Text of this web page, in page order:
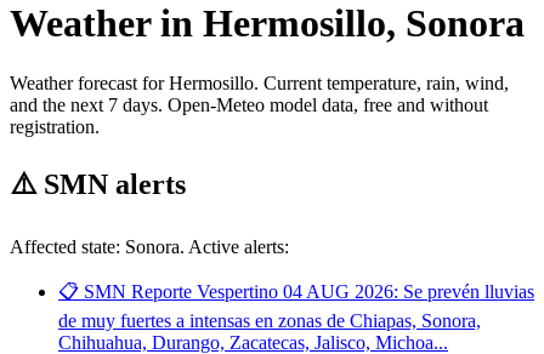
Weather in Hermosillo, Sonora
Weather forecast for Hermosillo. Current temperature, rain, wind,
and the next 7 days. Open-Meteo model data, free and without
registration.
⚠️ SMN alerts
Affected state: Sonora. Active alerts:
📋 SMN Reporte Vespertino 04 AUG 2026: Se prevén lluvias
de muy fuertes a intensas en zonas de Chiapas, Sonora,
Chihuahua, Durango, Zacatecas, Jalisco, Michoa...